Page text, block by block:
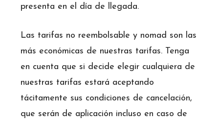
presenta en el día de llegada.
Las tarifas no reembolsable y nomad son las
más económicas de nuestras tarifas. Tenga
en cuenta que si decide elegir cualquiera de
nuestras tarifas estará aceptando
tácitamente sus condiciones de cancelación,
que serán de aplicación incluso en caso de